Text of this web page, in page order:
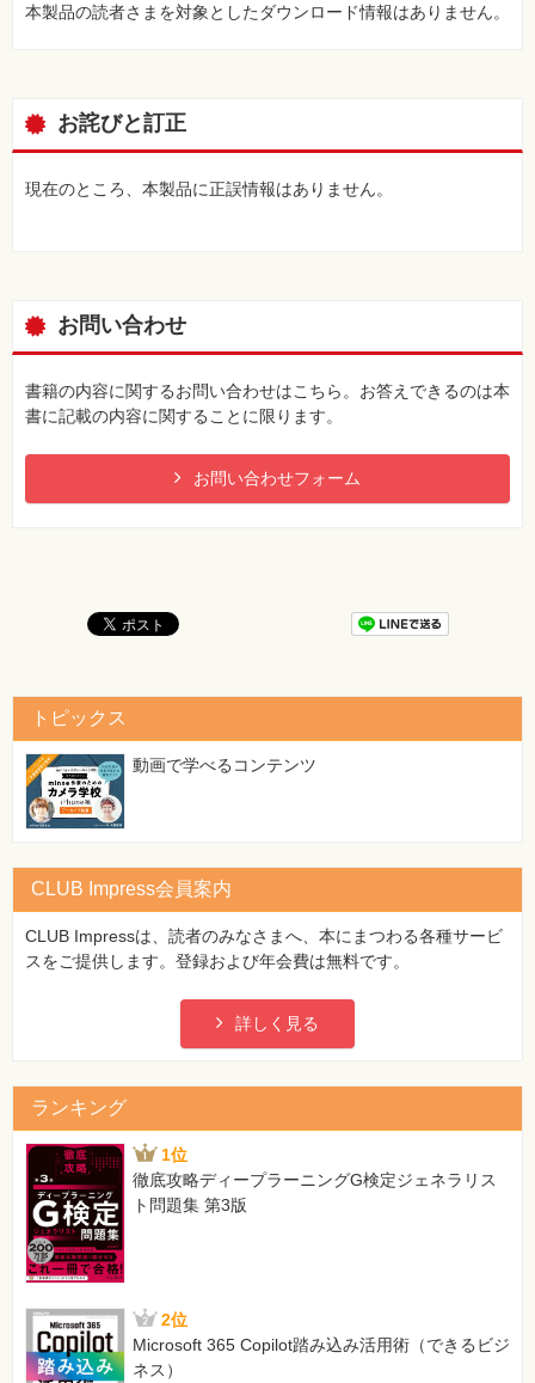
本製品の読者さまを対象としたダウンロード情報はありません。
お詫びと訂正
現在のところ、本製品に正誤情報はありません。
お問い合わせ
書籍の内容に関するお問い合わせはこちら。お答えできるのは本
書に記載の内容に関することに限ります。
お問い合わせフォーム
トピックス
動画で学べるコンテンツ
CLUB Impress会員案内
CLUB Impressは、読者のみなさまへ、本にまつわる各種サービ
スをご提供します。登録および年会費は無料です。
詳しく見る
ランキング
1位
徹底攻略ディープラーニングG検定ジェネラリス
ト問題集 第3版
2位
Microsoft 365 Copilot踏み込み活用術（できるビジ
ネス）